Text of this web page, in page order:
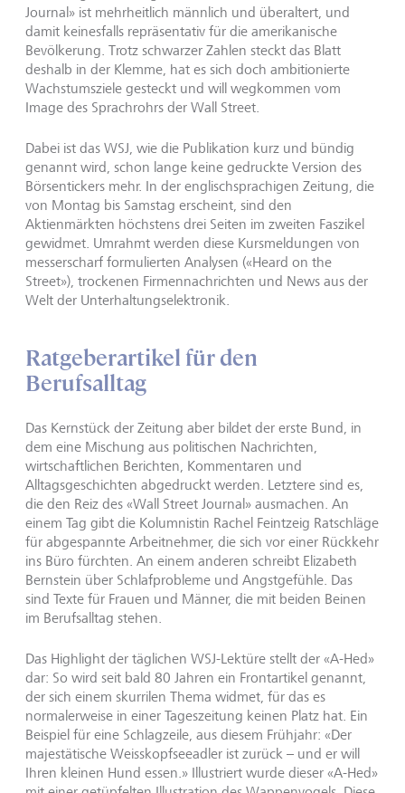
Journal» ist mehrheitlich männlich und überaltert, und
damit keinesfalls repräsentativ für die amerikanische
Bevölkerung. Trotz schwarzer Zahlen steckt das Blatt
deshalb in der Klemme, hat es sich doch ambitionierte
Wachstumsziele gesteckt und will wegkommen vom
Image des Sprachrohrs der Wall Street.
Dabei ist das WSJ, wie die Publikation kurz und bündig
genannt wird, schon lange keine gedruckte Version des
Börsentickers mehr. In der englischsprachigen Zeitung, die
von Montag bis Samstag erscheint, sind den
Aktienmärkten höchstens drei Seiten im zweiten Faszikel
gewidmet. Umrahmt werden diese Kursmeldungen von
messerscharf formulierten Analysen («Heard on the
Street»), trockenen Firmennachrichten und News aus der
Welt der Unterhaltungselektronik.
Ratgeberartikel für den
Berufsalltag
Das Kernstück der Zeitung aber bildet der erste Bund, in
dem eine Mischung aus politischen Nachrichten,
wirtschaftlichen Berichten, Kommentaren und
Alltagsgeschichten abgedruckt werden. Letztere sind es,
die den Reiz des «Wall Street Journal» ausmachen. An
einem Tag gibt die Kolumnistin Rachel Feintzeig Ratschläge
für abgespannte Arbeitnehmer, die sich vor einer Rückkehr
ins Büro fürchten. An einem anderen schreibt Elizabeth
Bernstein über Schlafprobleme und Angstgefühle. Das
sind Texte für Frauen und Männer, die mit beiden Beinen
im Berufsalltag stehen.
Das Highlight der täglichen WSJ-Lektüre stellt der «A-Hed»
dar: So wird seit bald 80 Jahren ein Frontartikel genannt,
der sich einem skurrilen Thema widmet, für das es
normalerweise in einer Tageszeitung keinen Platz hat. Ein
Beispiel für eine Schlagzeile, aus diesem Frühjahr: «Der
majestätische Weisskopfseeadler ist zurück – und er will
Ihren kleinen Hund essen.» Illustriert wurde dieser «A-Hed»